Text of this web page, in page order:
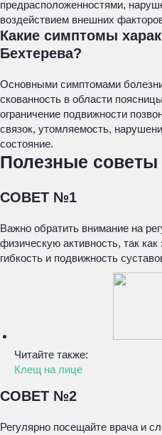
предрасположенностями,
воздействием внешних
Какие симптомы
Бехтерева?
Основными симптомами
скованность в области
ограничение подвижности
связок, утомляемость,
состояние.
Полезные советы
СОВЕТ №1
Важно обратить внимание на
физическую активность, так как
гибкость и подвижность
Читайте также:
Клещ на лице
СОВЕТ №2
Регулярно посещайте врача и